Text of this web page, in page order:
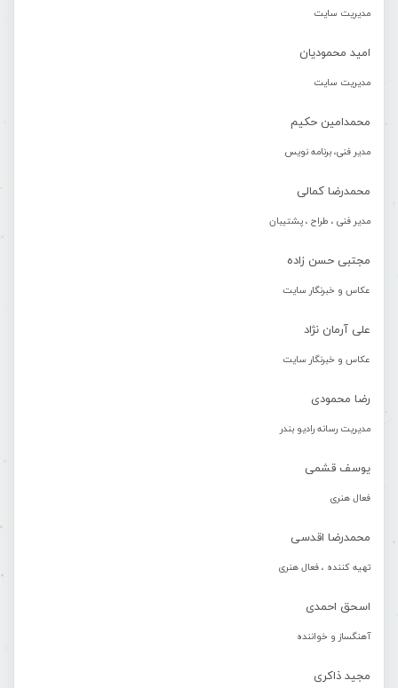
مدیریت سایت
امید محمودیان
مدیریت سایت
محمدامین حکیم
مدیر فنی، برنامه نویس
محمدرضا کمالی
مدیر فنی ، طراح ، پشتیبان
مجتبی حسن زاده
عکاس و خبرنگار سایت
علی آرمان نژاد
عکاس و خبرنگار سایت
رضا محمودی
مدیریت رسانه رادیو بندر
یوسف قشمی
فعال هنری
محمدرضا اقدسی
تهیه کننده ، فعال هنری
اسحق احمدی
آهنگساز و خواننده
مجید ذاکری